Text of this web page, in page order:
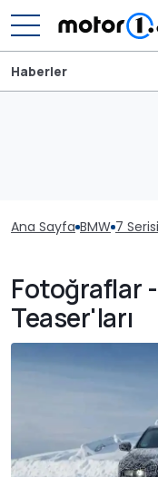
Haberler
Ana Sayfa BMW 7 Serisi
Fotoğraflar
Teaser'ları